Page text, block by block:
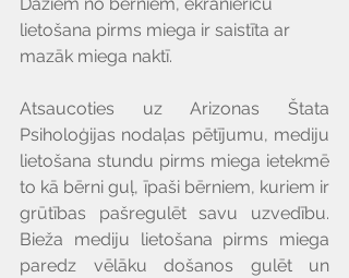
Dažiem no bērniem, ekrānierīču
lietošana pirms miega ir saistīta ar
mazāk miega naktī.
Atsaucoties uz Arizonas Štata
Psiholoģijas nodaļas pētījumu, mediju
lietošana stundu pirms miega ietekmē
to kā bērni guļ, īpaši bērniem, kuriem ir
grūtības pašregulēt savu uzvedību.
Bieža mediju lietošana pirms miega
paredz vēlāku došanos gulēt un